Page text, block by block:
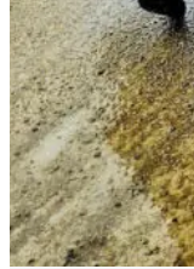
Facebook
Google
Instagram
YouTube
Pinterest